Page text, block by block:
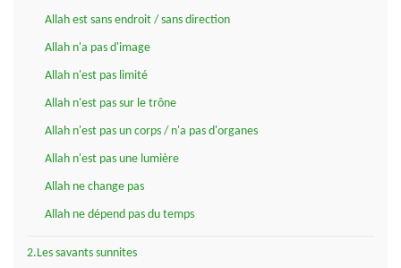
Allah est sans endroit / sans direction
Allah n'a pas d'image
Allah n'est pas limité
Allah n'est pas sur le trône
Allah n'est pas un corps / n'a pas d'organes
Allah n'est pas une lumière
Allah ne change pas
Allah ne dépend pas du temps
2.Les savants sunnites